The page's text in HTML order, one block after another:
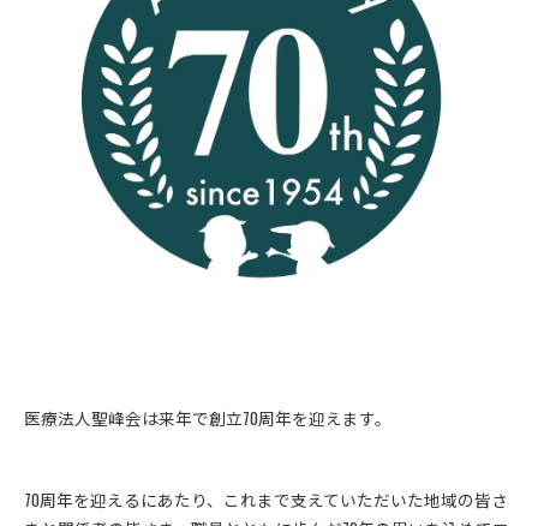
医療法人聖峰会は来年で創立70周年を迎えます。
70周年を迎えるにあたり、これまで支えていただいた地域の皆さ